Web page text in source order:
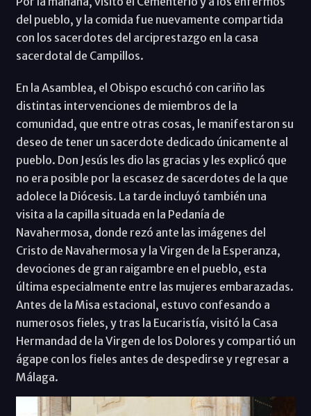
del pueblo, y la comida fue nuevamente compartida
con los sacerdotes del arciprestazgo en la casa
sacerdotal de Campillos.
En la Asamblea, el Obispo escuchó con cariño las
distintas intervenciones de miembros de la
comunidad, que entre otras cosas, le manifestaron su
deseo de tener un sacerdote dedicado únicamente al
pueblo. Don Jesús les dio las gracias y les explicó que
no era posible por la escasez de sacerdotes de la que
adolece la Diócesis. La tarde incluyó también una
visita a la capilla situada en la Pedanía de
Navahermosa, donde rezó ante las imágenes del
Cristo de Navahermosa y la Virgen de la Esperanza,
devociones de gran raigambre en el pueblo, esta
última especialmente entre las mujeres embarazadas.
Antes de la Misa estacional, estuvo confesando a
numerosos fieles, y tras la Eucaristía, visitó la Casa
Hermandad de la Virgen de los Dolores y compartió un
ágape con los fieles antes de despedirse y regresar a
Málaga.